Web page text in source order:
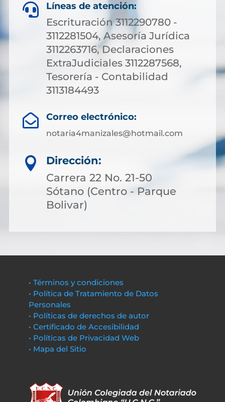
 Líneas de atención:
Escrituración 3112290780 -
3112281504, Asesoría Jurídica
3112263716, Declaraciones
ExtraJudiciales 3112287568,
Tesorería - Contabilidad
3113184493
 Correo electrónico:
notaria4manizales@hotmail.com

Dirección:
Carrera 22 No. 21-50
Sótano (Centro - Parque
Bolivar)
• Términos y condiciones
• Política de Tratamiento de Datos
Personales
• Políticas de derechos de autor
• Certificado de Accesibilidad
• Políticas de Privacidad Web
• Mapa del Sitio